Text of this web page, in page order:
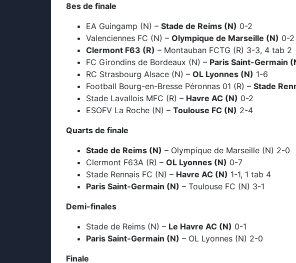
8es de finale
EA Guingamp (N) – Stade de Reims (N) 0-2
Valenciennes FC (N) – Olympique de Marseille (N) 0-2
Clermont F63 (R) – Montauban FCTG (R) 3-3, 4 tab 2
FC Girondins de Bordeaux (N) – Paris Saint-Germain
RC Strasbourg Alsace (N) – OL Lyonnes (N) 1-6
Football Bourg-en-Bresse Péronnas 01 (R) – Stade
Stade Lavallois MFC (R) – Havre AC (N) 0-2
ESOFV La Roche (N) – Toulouse FC (N) 2-4
Quarts de finale
Stade de Reims (N) – Olympique de Marseille (N) 2-0
Clermont F63A (R) – OL Lyonnes (N) 0-7
Stade Rennais FC (N) – Havre AC (N) 1-1, 1 tab 4
Paris Saint-Germain (N) – Toulouse FC (N) 3-1
Demi-finales
Stade de Reims (N) – Le Havre AC (N) 0-1
Paris Saint-Germain (N) – OL Lyonnes (N) 2-0
Finale